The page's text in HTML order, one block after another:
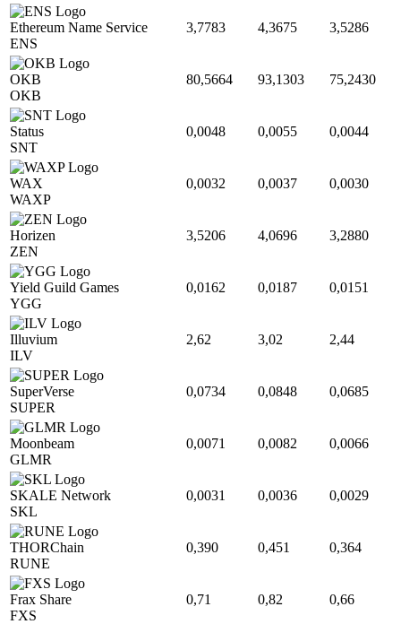
Ethereum Name Service
ENS
3,7783 4,3675 3,5286
OKB
OKB
80,5664 93,1303 75,2430
Status
SNT
0,0048 0,0055 0,0044
WAX
WAXP
0,0032 0,0037 0,0030
Horizen
ZEN
3,5206 4,0696 3,2880
Yield Guild Games
YGG
0,0162 0,0187 0,0151
Illuvium
ILV
2,62 3,02 2,44
SuperVerse
SUPER
0,0734 0,0848 0,0685
Moonbeam
GLMR
0,0071 0,0082 0,0066
SKALE Network
SKL
0,0031 0,0036 0,0029
THORChain
RUNE
0,390 0,451 0,364
Frax Share
FXS
0,71 0,82 0,66